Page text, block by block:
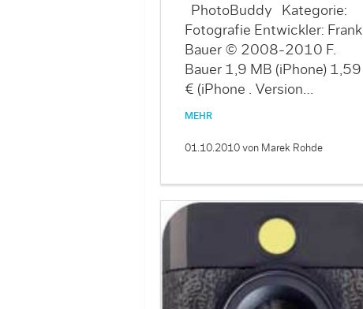
PhotoBuddy Kategorie:
Fotografie Entwickler: Frank
Bauer © 2008-2010 F.
Bauer 1,9 MB (iPhone) 1,59
€ (iPhone . Version…
MEHR
01.10.2010 von Marek Rohde